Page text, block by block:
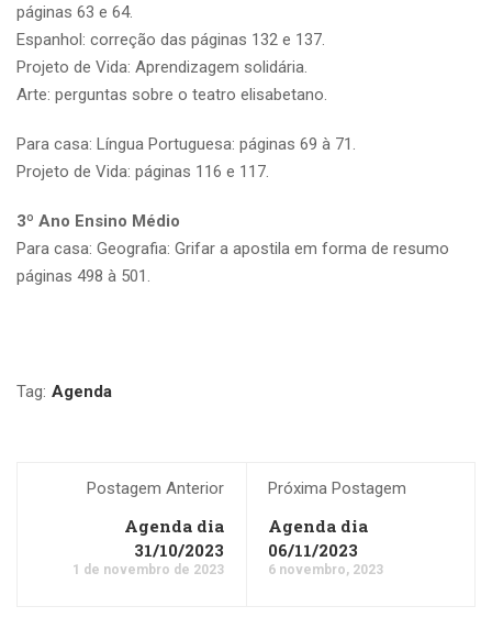
páginas 63 e 64.
Espanhol: correção das páginas 132 e 137.
Projeto de Vida: Aprendizagem solidária.
Arte: perguntas sobre o teatro elisabetano.
Para casa: Língua Portuguesa: páginas 69 à 71.
Projeto de Vida: páginas 116 e 117.
3º Ano Ensino Médio
Para casa: Geografia: Grifar a apostila em forma de resumo
páginas 498 à 501.
Tag: Agenda
Postagem Anterior
Agenda dia
31/10/2023
1 de novembro de 2023
Próxima Postagem
Agenda dia
06/11/2023
6 novembro, 2023